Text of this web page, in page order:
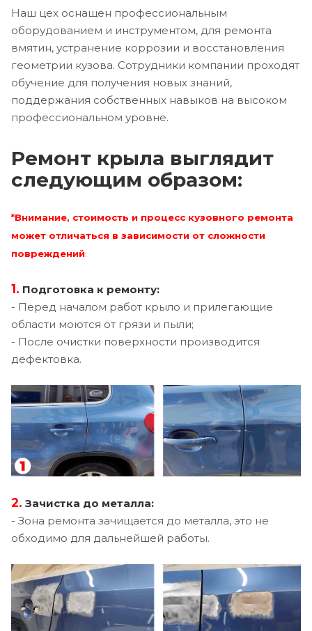
Наш цех оснащен профессиональным
оборудованием и инструментом, для ремонта
вмятин, устранение коррозии и восстановления
геометрии кузова. Сотрудники компании проходят
обучение для получения новых знаний,
поддержания собственных навыков на высоком
профессиональном уровне.
Ремонт крыла выглядит
следующим образом:
*Внимание, стоимость и процесс кузовного ремонта
может отличаться в зависимости от сложности
повреждений.
1. Подготовка к ремонту:
- Перед началом работ крыло и прилегающие
области моются от грязи и пыли;
- После очистки поверхности производится
дефектовка.
2. Зачистка до металла:
- Зона ремонта зачищается до металла, это не
обходимо для дальнейшей работы.